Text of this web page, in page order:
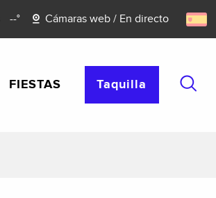
--° Cámaras web / En directo
FIESTAS Taquilla